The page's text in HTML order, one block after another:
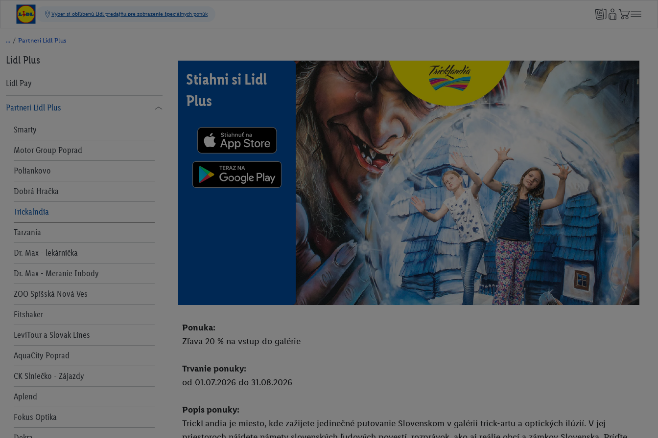
/ Partneri Lidl Plus
Lidl Plus
Lidl Pay
Partneri Lidl Plus
Smarty
Motor Group Poprad
Poliankovo
Dobrá Hračka
Trickalndia
Tarzania
Dr. Max - lekárnička
Dr. Max - Meranie Inbody
ZOO Spišská Nová Ves
Fitshaker
LeviTour a Slovak Lines
AquaCity Poprad
CK Slniečko - Zájazdy
Aplend
Fokus Optika
Stiahni si Lidl
Plus
Ponuka:
Zľava 20 % na vstup do galérie
Trvanie ponuky:
od 01.07.2026 do 31.08.2026
Popis ponuky:
TrickLandia je miesto, kde zažijete jedinečné putovanie Slovenskom v galérii trick-artu a optických ilúzií. V jej